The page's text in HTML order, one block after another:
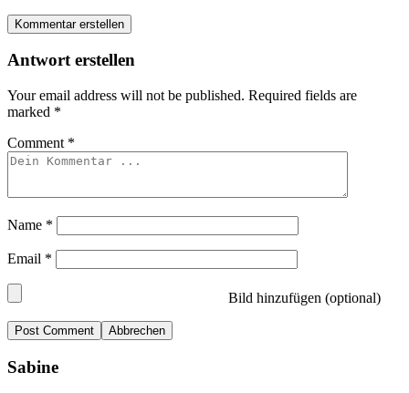
Kommentar erstellen
Antwort erstellen
Your email address will not be published. Required fields are
marked *
Comment *
Name *
Email *
Bild hinzufügen (optional)
Abbrechen
Sabine